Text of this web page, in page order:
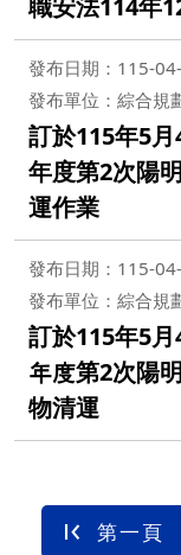
職安法114年
發布日期：115-
發布單位：綜合規
訂於115年5
年度第2次陽
運作業
發布日期：115-
發布單位：綜合規
訂於115年5
年度第2次陽
物清運
第一頁